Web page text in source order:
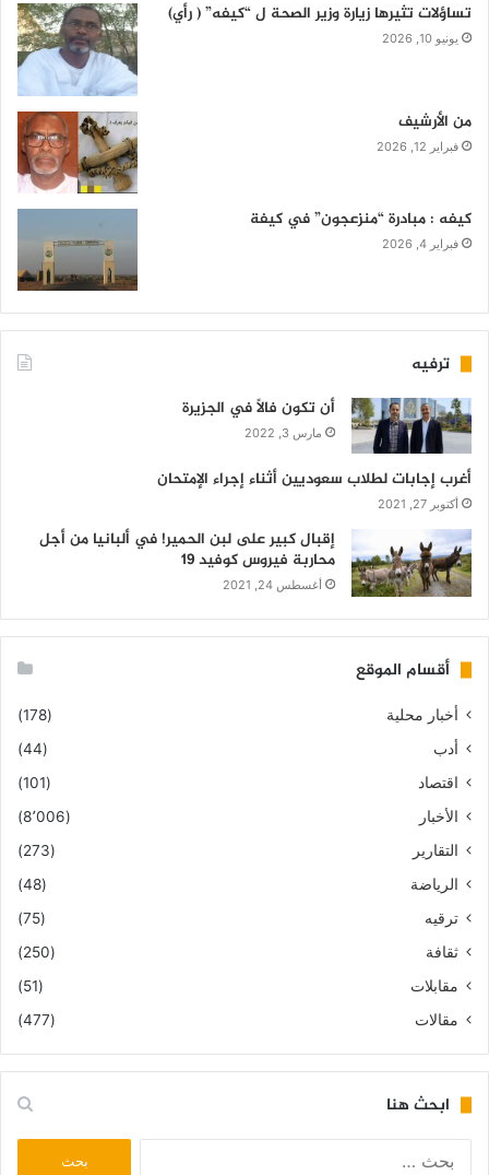
تساؤلات تثيرها زيارة وزير الصحة ل “كيفه” ( رأي)
يونيو 10, 2026
من الأرشيف
فبراير 12, 2026
كيفه : مبادرة “منزعجون” في كيفة
فبراير 4, 2026
ترفيه
أن تكون فالاً في الجزيرة
مارس 3, 2022
أغرب إجابات لطلاب سعوديين أثناء إجراء الإمتحان
أكتوبر 27, 2021
إقبال كبير على لبن الحمير! في ألبانيا من أجل
محاربة فيروس كوفيد 19
أغسطس 24, 2021
أقسام الموقع
أخبار محلية
(178)
أدب
(44)
اقتصاد
(101)
الأخبار
(8٬006)
التقارير
(273)
الرياضة
(48)
ترقيه
(75)
ثقافة
(250)
مقابلات
(51)
مقالات
(477)
ابحث هنا